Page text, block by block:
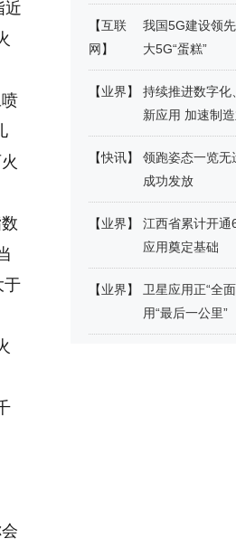
近
于
【互联
网 】
我国5G建设领
大5G“蛋糕”
【业界】
持续推进数字化
新应用 加速制
【快讯】
领跑姿态一览无
成功发放
【业界】
江西省累计开通
应用奠定基础
【业界】
卫星应用正“全
用“最后一公里”